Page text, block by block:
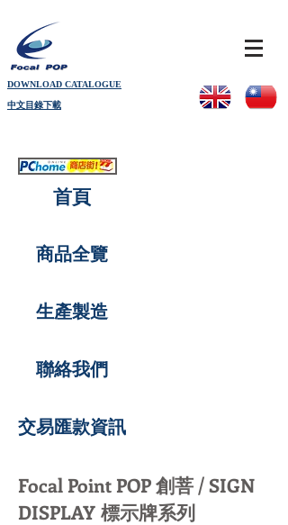
DOWNLOAD CATALOGUE
中文目錄下載
首頁
商品全覽
生產製造
聯絡我們
交易匯款資訊
Focal Point POP 創菩 / SIGN
DISPLAY 標示牌系列